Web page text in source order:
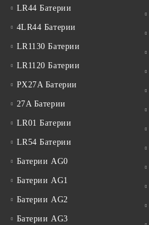
LR44 Батерии
4LR44 Батерии
LR1130 Батерии
LR1120 Батерии
PX27A Батерии
27A Батерии
LR01 Батерии
LR54 Батерии
Батерии AG0
Батерии AG1
Батерии AG2
Батерии AG3